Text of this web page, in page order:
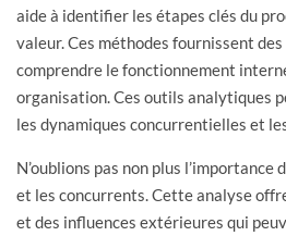
aide à identifier les étapes clés du
valeur. Ces méthodes fournissent
comprendre le fonctionnement
organisation. Ces outils analytiques
les dynamiques concurrentielles et
N’oublions pas non plus
et les concurrents. Cette analyse
et des influences extérieures qui